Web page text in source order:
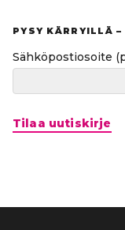
PYSY KÄRRYILLÄ
Sähköpostiosoite
Tilaa uutiskirje